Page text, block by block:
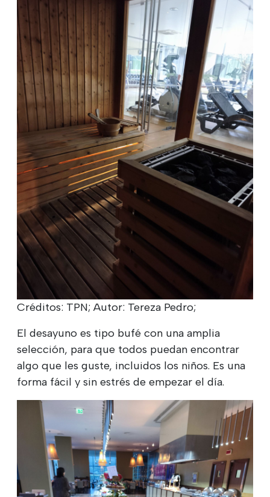
Créditos: TPN; Autor: Tereza Pedro;
El desayuno es tipo bufé con una amplia
selección, para que todos puedan encontrar
algo que les guste, incluidos los niños. Es una
forma fácil y sin estrés de empezar el día.